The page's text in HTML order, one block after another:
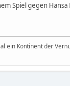
Spiel gegen Hansa
ein Kontinent der